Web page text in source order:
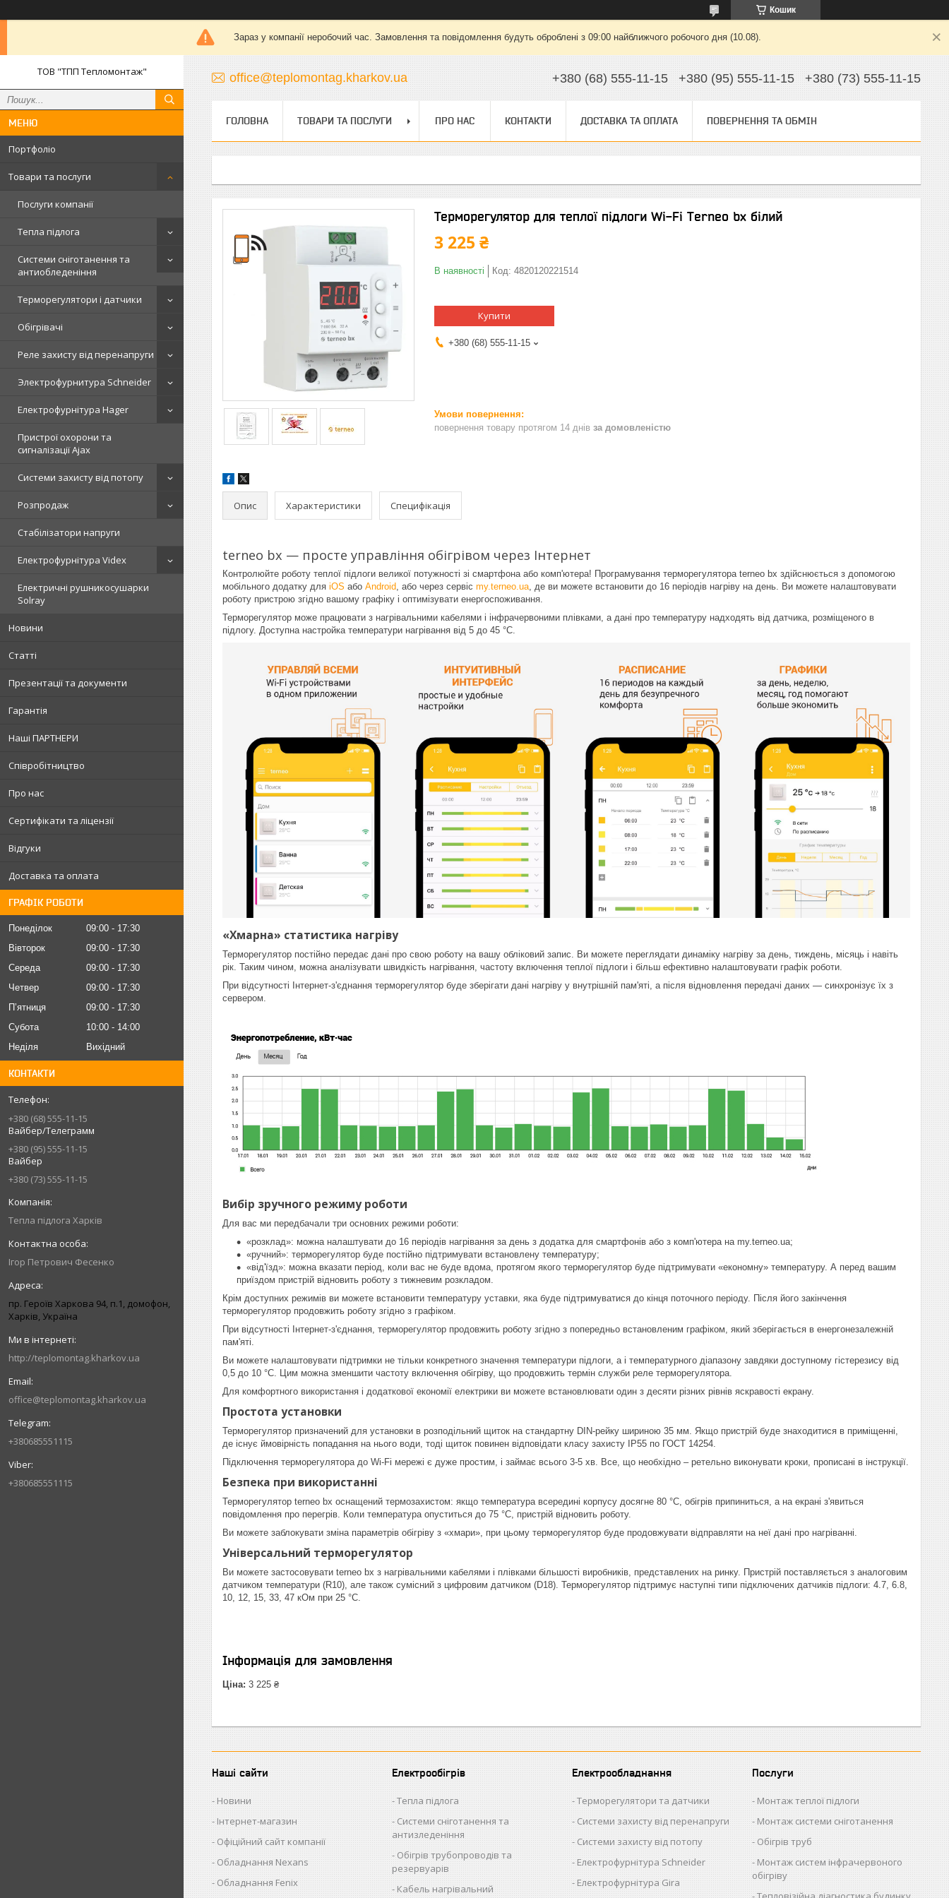
Кошик
Зараз у компанії неробочий час. Замовлення та повідомлення будуть оброблені з 09:00 найближчого робочого дня (10.08).
ТОВ "ТПП Тепломонтаж"
Портфоліо
Товари та послуги
Послуги компанії
Тепла підлога
Системи сніготанення та
антиобледеніння
Терморегулятори і датчики
Обігрівачі
Реле захисту від перенапруги
Электрофурнитура Schneider
Електрофурнітура Hager
Пристрої охорони та
сигналізації Ajax
Системи захисту від потопу
Розпродаж
Стабілізатори напруги
Електрофурнітура Videx
Електричні рушникосушарки
Solray
Новини
Статті
Презентації та документи
Гарантія
Наші ПАРТНЕРИ
Співробітництво
Про нас
Сертифікати та ліцензії
Відгуки
Доставка та оплата
ГРАФІК РОБОТИ
Понеділок 09:00
17:30
Вівторок
09:00
17:30
Середа
09:00
17:30
Четвер
09:00
17:30
Пʼятниця
09:00
17:30
Субота
10:00
14:00
Неділя
Вихідний
КОНТАКТИ
+380 (68) 555-11-15
Вайбер/Телеграмм
+380 (95) 555-11-15
Вайбер
+380 (73) 555-11-15
Тепла підлога Харків
Iгор Петрович Фесенко
пр. Героїв Харкова 94, п.1, домофон,
Харків, Україна
http://teplomontag.kharkov.ua
office@teplomontag.kharkov.ua
+380685551115
+380685551115
office@teplomontag.kharkov.ua +380 (68) 555-11-15 +380 (95) 555-11-15 +380 (73) 555-11-15
ГОЛОВНА ТОВАРИ ТА ПОСЛУГИ ПРО НАС КОНТАКТИ ДОСТАВКА ТА ОПЛАТА ПОВЕРНЕННЯ ТА ОБМІН
Терморегулятор для теплої підлоги Wi-Fi Terneo bx білий
3 225 ₴
В наявності Код: 4820120221514
Купити
+380 (68) 555-11-15
повернення товару протягом 14 днів за домовленістю
Опис Характеристики Специфікація
terneo bx — просте управління обігрівом через Інтернет
Контролюйте роботу теплої підлоги великої потужності зі смартфона або комп'ютера! Програмування терморегулятора terneo bx здійснюється з допомогою
мобільного додатку для iOS або Android, або через сервіс my.terneo.ua, де ви можете встановити до 16 періодів нагріву на день. Ви можете налаштовувати
роботу пристрою згідно вашому графіку і оптимізувати енергоспоживання.
Терморегулятор може працювати з нагрівальними кабелями і інфрачервоними плівками, а дані про температуру надходять від датчика, розміщеного в
підлогу. Доступна настройка температури нагрівання від 5 до 45 °С.
«Хмарна» статистика нагріву
Терморегулятор постійно передає дані про свою роботу на вашу обліковий запис. Ви можете переглядати динаміку нагріву за день, тиждень, місяць і навіть
рік. Таким чином, можна аналізувати швидкість нагрівання, частоту включення теплої підлоги і більш ефективно налаштовувати графік роботи.
При відсутності Інтернет-з'єднання терморегулятор буде зберігати дані нагріву у внутрішній пам'яті, а після відновлення передачі даних — синхронізує їх з
сервером.
Вибір зручного режиму роботи
Для вас ми передбачали три основних режими роботи:
«розклад»: можна налаштувати до 16 періодів нагрівання за день з додатка для смартфонів або з комп'ютера на my.terneo.ua;
«ручний»: терморегулятор буде постійно підтримувати встановлену температуру;
«від'їзд»: можна вказати період, коли вас не буде вдома, протягом якого терморегулятор буде підтримувати «економну» температуру. А перед вашим
приїздом пристрій відновить роботу з тижневим розкладом.
Крім доступних режимів ви можете встановити температуру уставки, яка буде підтримуватися до кінця поточного періоду. Після його закінчення
терморегулятор продовжить роботу згідно з графіком.
При відсутності Інтернет-з'єднання, терморегулятор продовжить роботу згідно з попередньо встановленим графіком, який зберігається в енергонезалежній
пам'яті.
Ви можете налаштовувати підтримки не тільки конкретного значення температури підлоги, а і температурного діапазону завдяки доступному гістерезису від
0,5 до 10 °С. Цим можна зменшити частоту включення обігріву, що продовжить термін служби реле терморегулятора.
Для комфортного використання і додаткової економії електрики ви можете встановлювати один з десяти різних рівнів яскравості екрану.
Простота установки
Терморегулятор призначений для установки в розподільний щиток на стандартну DIN-рейку шириною 35 мм. Якщо пристрій буде знаходитися в приміщенні,
де існує ймовірність попадання на нього води, тоді щиток повинен відповідати класу захисту IP55 по ГОСТ 14254.
Підключення терморегулятора до Wi-Fi мережі є дуже простим, і займає всього 3-5 хв. Все, що необхідно – ретельно виконувати кроки, прописані в інструкції.
Безпека при використанні
Терморегулятор terneo bx оснащений термозахистом: якщо температура всередині корпусу досягне 80 °С, обігрів припиниться, а на екрані з'явиться
повідомлення про перегрів. Коли температура опуститься до 75 °С, пристрій відновить роботу.
Ви можете заблокувати зміна параметрів обігріву з «хмари», при цьому терморегулятор буде продовжувати відправляти на неї дані про нагріванні.
Універсальний терморегулятор
Ви можете застосовувати terneo bx з нагрівальними кабелями і плівками більшості виробників, представлених на ринку. Пристрій поставляється з аналоговим
датчиком температури (R10), але також сумісний з цифровим датчиком (D18). Терморегулятор підтримує наступні типи підключених датчиків підлоги: 4.7, 6.8,
10, 12, 15, 33, 47 кОм при 25 °C.
Інформація для замовлення
Ціна: 3 225 ₴
Наші сайти
Новини
Інтернет-магазин
Офіційний сайт компанії
Обладнання Nexans
Обладнання Fenix
Електрообігрів
Тепла підлога
Системи сніготанення та
антизледеніння
Обігрів трубопроводів та
резервуарів
Кабель нагрівальний
Електрообладнання
Терморегулятори та датчики
Системи захисту від перенапруги
Системи захисту від потопу
Електрофурнітура Schneider
Електрофурнітура Gira
Послуги
Монтаж теплої підлоги
Монтаж системи сніготанення
Обігрів труб
Монтаж систем інфрачервоного
обігріву